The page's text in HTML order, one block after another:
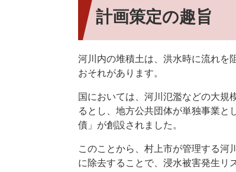
計画策定の趣旨
河川内の堆積土は、洪水時に流れを
おそれがあります。
国においては、河川氾濫などの大規
るとし、地方公共団体が単独事業と
債」が創設されました。
このことから、村上市が管理する河
に除去することで、浸水被害発生リ